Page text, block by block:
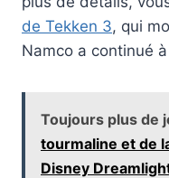
de Tekken 3, qui
Namco a continué
Toujours plus de
tourmaline et de
Disney